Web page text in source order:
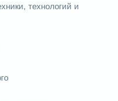
технологий и